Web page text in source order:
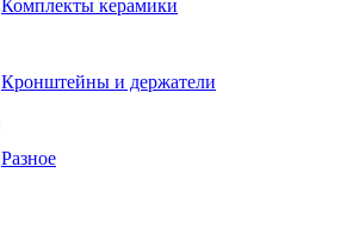
Комплекты керамики
Кронштейны и держатели
Разное